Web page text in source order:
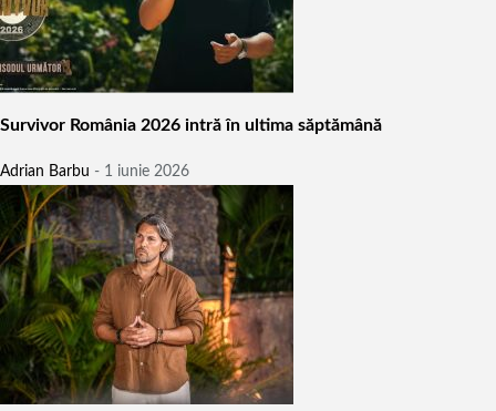
Survivor România 2026 intră în ultima săptămână
Adrian Barbu - 1 iunie 2026